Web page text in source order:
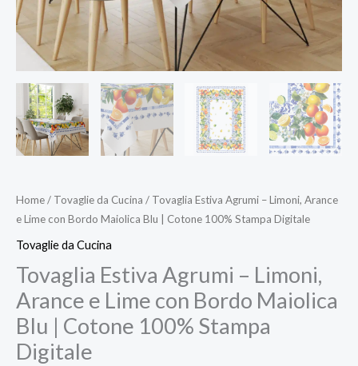
Home/ Tovaglie da Cucina / Tovaglia Estiva Agrumi – Limoni, Arance
e Lime con Bordo Maiolica Blu | Cotone 100% Stampa Digitale
Tovaglie da Cucina
Tovaglia Estiva Agrumi – Limoni,
Arance e Lime con Bordo Maiolica
Blu | Cotone 100% Stampa
Digitale
|
Cotone
100%
Digitale
quantità